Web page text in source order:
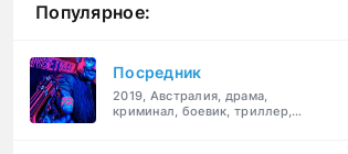
Популярное:
Посредник
2019, Австралия, драма,
криминал, боевик, триллер,